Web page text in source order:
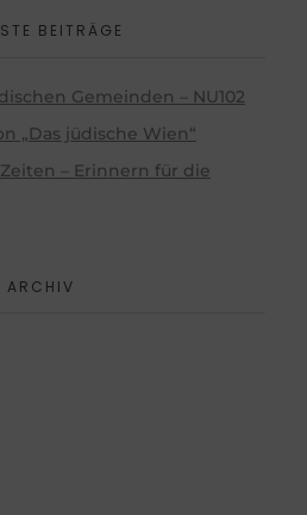
BEITRÄGE
Gemeinden – NU102
„Das jüdische Wien“
– Erinnern für die
ARCHIV